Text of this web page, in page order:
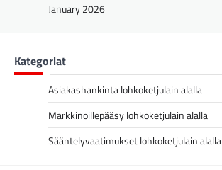
January 2026
Kategoriat
Asiakashankinta lohkoketjulain alalla
Markkinoillepääsy lohkoketjulain alalla
Sääntelyvaatimukset lohkoketjulain alalla